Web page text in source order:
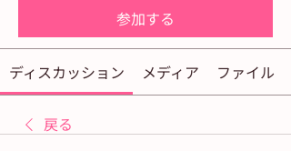
参加する
ディスカッション メディア ファイル
戻る